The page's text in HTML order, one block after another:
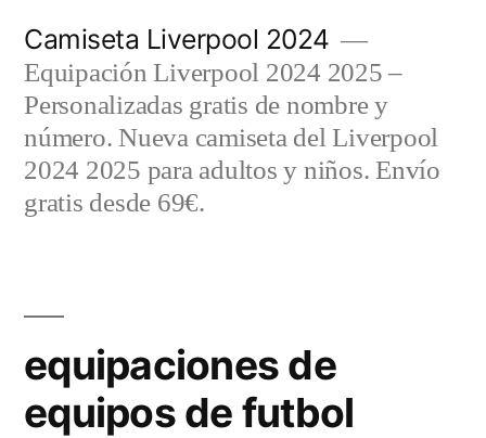
contenido
Camiseta Liverpool 2024
Equipación Liverpool 2024 2025 –
Personalizadas gratis de nombre y
número. Nueva camiseta del Liverpool
2024 2025 para adultos y niños. Envío
gratis desde 69€.
equipaciones de
equipos de futbol